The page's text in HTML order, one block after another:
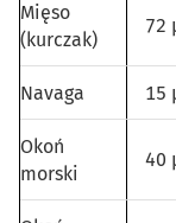
Mięso
(kurczak)
72
Navaga 15
Okoń
morski
40